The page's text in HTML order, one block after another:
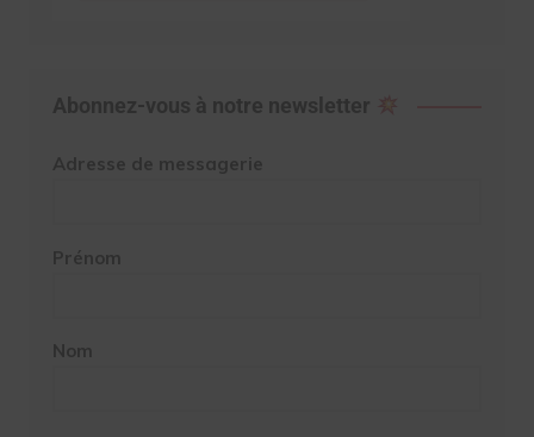
Abonnez-vous à notre newsletter
Adresse de messagerie
Prénom
Nom